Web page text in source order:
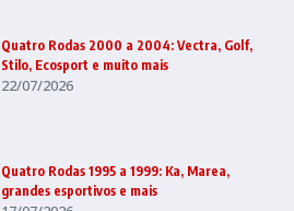
Quatro Rodas 2000 a 2004: Vectra, Golf,
Stilo, Ecosport e muito mais
22/07/2026
Quatro Rodas 1995 a 1999: Ka, Marea,
grandes esportivos e mais